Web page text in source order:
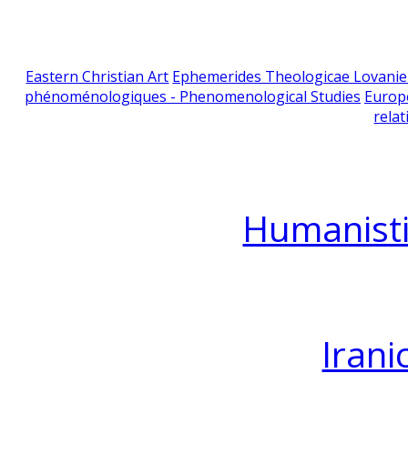
Eastern Christian Art Ephemerides Theologicae
phénoménologiques - Phenomenological Studies